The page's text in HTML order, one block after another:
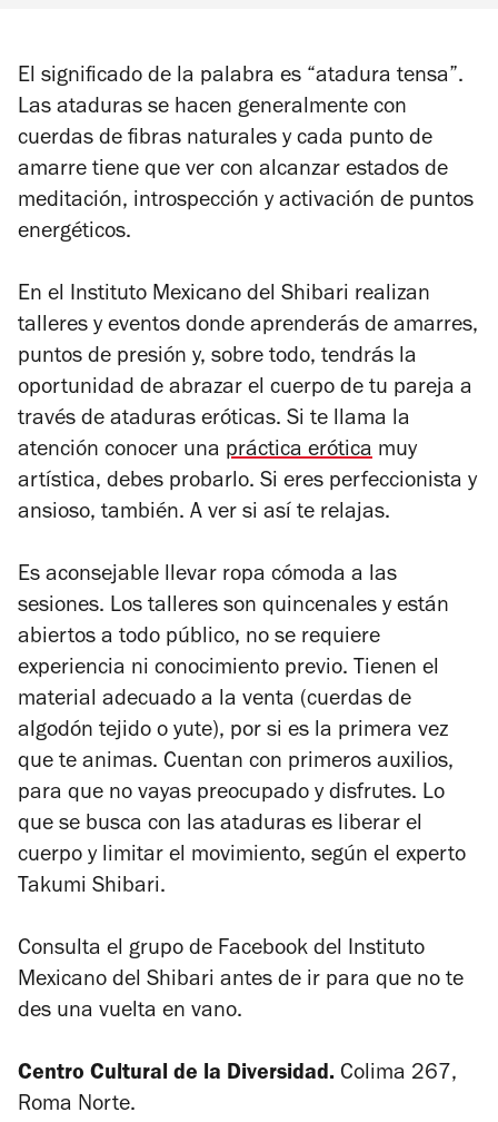
El significado de la palabra es “atadura tensa”.
Las ataduras se hacen generalmente con
cuerdas de fibras naturales y cada punto de
amarre tiene que ver con alcanzar estados de
meditación, introspección y activación de puntos
energéticos.
En el Instituto Mexicano del Shibari realizan
talleres y eventos donde aprenderás de amarres,
puntos de presión y, sobre todo, tendrás la
oportunidad de abrazar el cuerpo de tu pareja a
través de ataduras eróticas. Si te llama la
atención conocer una práctica erótica muy
artística, debes probarlo. Si eres perfeccionista y
ansioso, también. A ver si así te relajas.
Es aconsejable llevar ropa cómoda a las
sesiones. Los talleres son quincenales y están
abiertos a todo público, no se requiere
experiencia ni conocimiento previo. Tienen el
material adecuado a la venta (cuerdas de
algodón tejido o yute), por si es la primera vez
que te animas. Cuentan con primeros auxilios,
para que no vayas preocupado y disfrutes. Lo
que se busca con las ataduras es liberar el
cuerpo y limitar el movimiento, según el experto
Takumi Shibari.
Consulta el grupo de Facebook del Instituto
Mexicano del Shibari antes de ir para que no te
des una vuelta en vano.
Centro Cultural de la Diversidad. Colima 267,
Roma Norte.